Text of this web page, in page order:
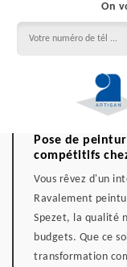
On
Pose de
compétitifs
Vous rêvez d'un
Ravalement
Spezet, la qualité
budgets. Que ce
transformation